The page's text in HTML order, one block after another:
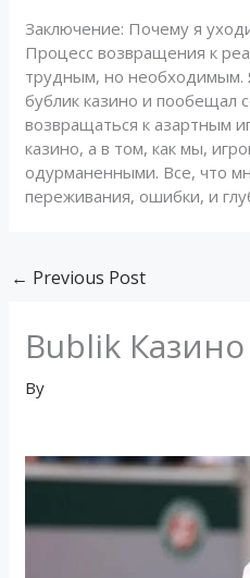
Заключение: Почему я
Процесс возвращения к
трудным, но необходимым.
бублик казино и пообещал
возвращаться к азартным
казино, а в том, как мы,
одурманенными. Все, что
переживания, ошибки, и
← Previous Post
Bublik Казино
By